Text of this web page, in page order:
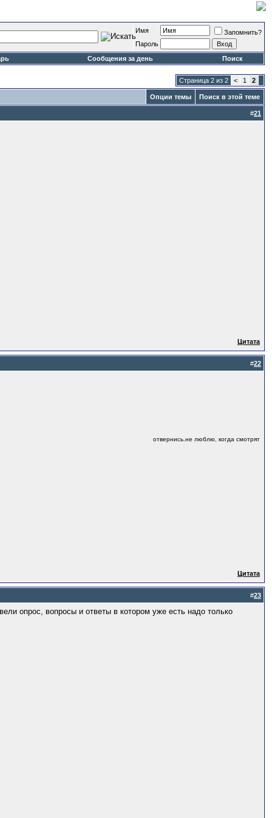
Имя
Запомнить?
Пароль
Сообщения за день Поиск
Страница 2 из 2 < 1 2
Опции темы Поиск в этой теме
#21
Цитата
#22
отвернись.не люблю, когда смотрят
Цитата
#23
опрос, вопросы и ответы в котором уже есть надо только